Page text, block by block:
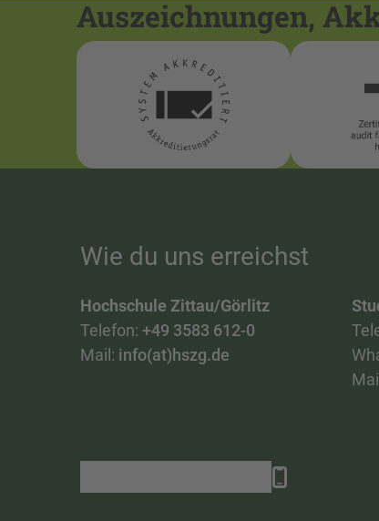
Auszeichnungen,
Wie du uns erreichst
Hochschule Zittau/Görlitz
Telefon: +49 3583 612-0
Mail: info(at)hszg.de